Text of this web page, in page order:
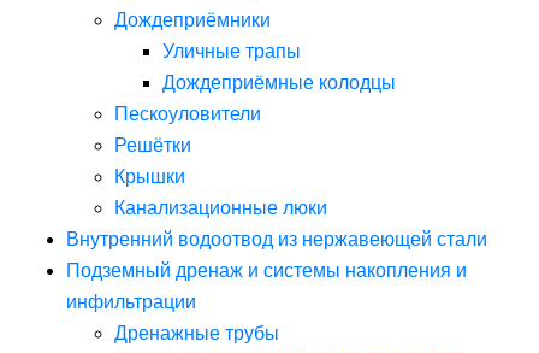
Дождеприёмники
Уличные трапы
Дождеприёмные колодцы
Пескоуловители
Решётки
Крышки
Канализационные люки
Внутренний водоотвод из нержавеющей стали
Подземный дренаж и системы накопления и
инфильтрации
Дренажные трубы